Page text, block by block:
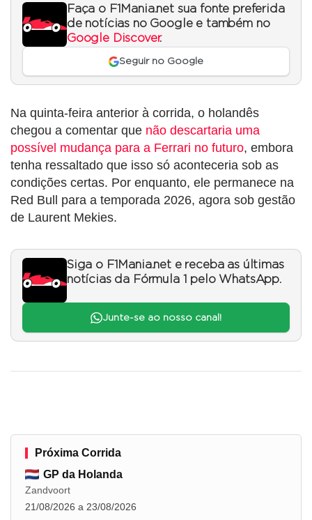
Faça o F1Mania.net sua fonte preferida
de notícias no Google e também no
Google Discover.
Seguir no Google
Na quinta-feira anterior à corrida, o holandês
chegou a comentar que não descartaria uma
possível mudança para a Ferrari no futuro, embora
tenha ressaltado que isso só aconteceria sob as
condições certas. Por enquanto, ele permanece na
Red Bull para a temporada 2026, agora sob gestão
de Laurent Mekies.
Siga o F1Mania.net e receba as últimas
notícias da Fórmula 1 pelo WhatsApp.
Junte-se ao nosso canal!
Próxima Corrida
GP da Holanda
Zandvoort
21/08/2026 a 23/08/2026